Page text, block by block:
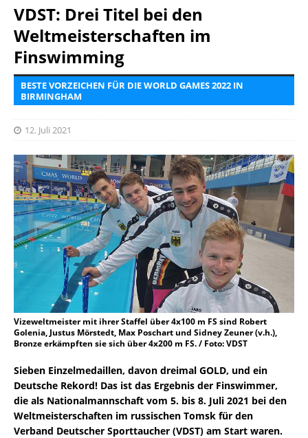
VDST: Drei Titel bei den
Weltmeisterschaften im
Finswimming
BESTE VORZEICHEN FÜR DIE WORLD GAMES 2022 IN
BIRMINGHAM
12. Juli 2021
Vizeweltmeister mit ihrer Staffel über 4x100 m FS sind Robert
Golenia, Justus Mörstedt, Max Poschart und Sidney Zeuner (v.h.),
Bronze erkämpften sie sich über 4x200 m FS. / Foto: VDST
Sieben Einzelmedaillen, davon dreimal GOLD, und ein
Deutsche Rekord! Das ist das Ergebnis der Finswimmer,
die als Nationalmannschaft vom 5. bis 8. Juli 2021 bei den
Weltmeisterschaften im russischen Tomsk für den
Verband Deutscher Sporttaucher (VDST) am Start waren.